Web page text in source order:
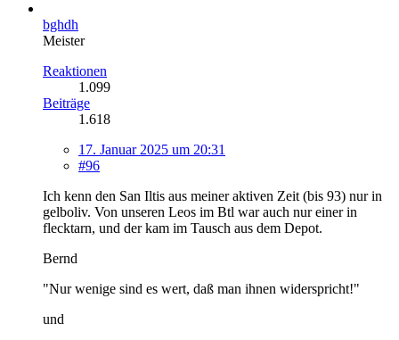
bghdh
Meister
Reaktionen
1.099
Beiträge
1.618
17. Januar 2025 um 20:31
#96
Ich kenn den San Iltis aus meiner aktiven Zeit (bis 93) nur in
gelboliv. Von unseren Leos im Btl war auch nur einer in
flecktarn, und der kam im Tausch aus dem Depot.
Bernd
"Nur wenige sind es wert, daß man ihnen widerspricht!"
und